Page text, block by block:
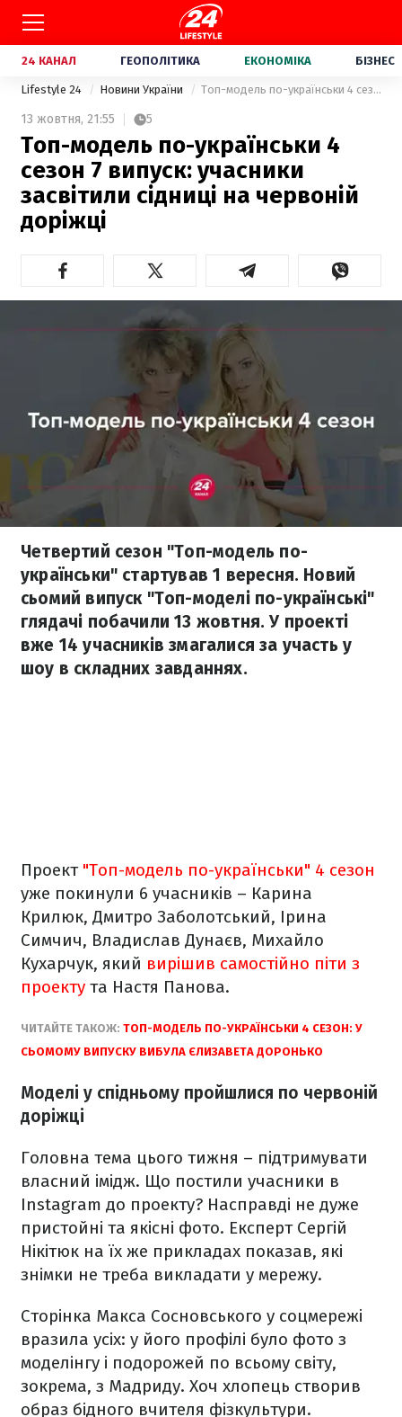
24 КАНАЛ ГЕОПОЛІТИКА ЕКОНОМІКА БІЗНЕС
Lifestyle 24 Новини України Топ-модель по-українськи 4 сезон 7 випуск: учасники засвітили сідниці на червоній доріжці
13 жовтня, 21:55 5
Топ-модель по-українськи 4
сезон 7 випуск: учасники
засвітили сідниці на червоній
доріжці
Четвертий сезон "Топ-модель по-
українськи" стартував 1 вересня. Новий
сьомий випуск "Топ-моделі по-українські"
глядачі побачили 13 жовтня. У проекті
вже 14 учасників змагалися за участь у
шоу в складних завданнях.
Проект"Топ-модель по-українськи" 4 сезон
уже покинули 6 учасників – Карина
Крилюк, Дмитро Заболотський, Ірина
Симчич, Владислав Дунаєв, Михайло
Кухарчук, який вирішив самостійно піти з
проекту та Настя Панова.
ЧИТАЙТЕ ТАКОЖ: ТОП-МОДЕЛЬ ПО-УКРАЇНСЬКИ 4 СЕЗОН: У
СЬОМОМУ ВИПУСКУ ВИБУЛА ЄЛИЗАВЕТА ДОРОНЬКО
Моделі у спідньому пройшлися по червоній
доріжці
Головна тема цього тижня – підтримувати
власний імідж. Що постили учасники в
Іnstagram до проекту? Насправді не дуже
пристойні та якісні фото. Експерт Сергій
Нікітюк на їх же прикладах показав, які
знімки не треба викладати у мережу.
Сторінка Макса Сосновського у соцмережі
вразила усіх: у його профілі було фото з
моделінгу і подорожей по всьому світу,
зокрема, з Мадриду. Хоч хлопець створив
образ бідного вчителя фізкультури.